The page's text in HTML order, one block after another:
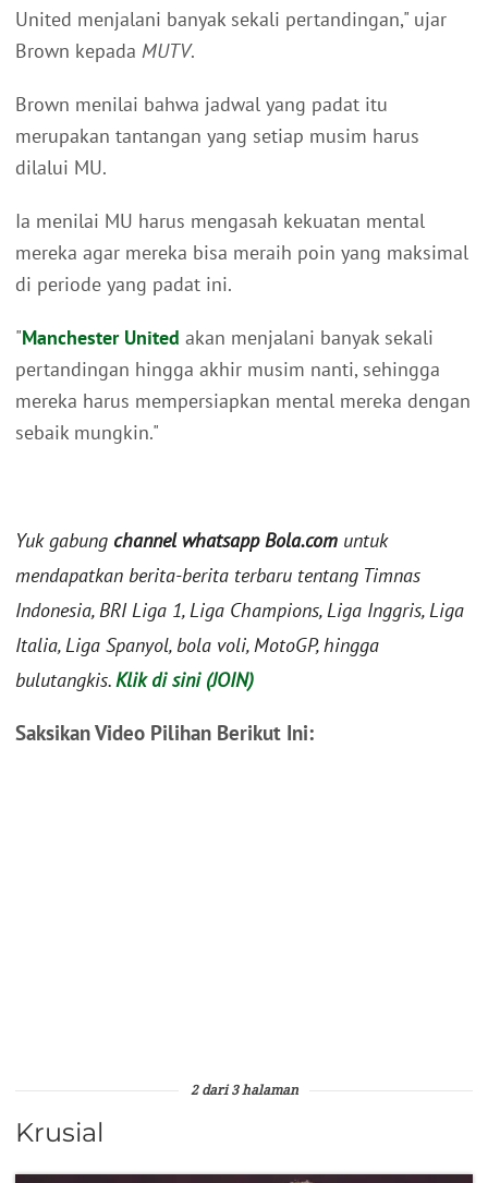
United menjalani banyak sekali pertandingan," ujar
Brown kepada MUTV.
Brown menilai bahwa jadwal yang padat itu
merupakan tantangan yang setiap musim harus
dilalui MU.
Ia menilai MU harus mengasah kekuatan mental
mereka agar mereka bisa meraih poin yang maksimal
di periode yang padat ini.
"Manchester United akan menjalani banyak sekali
pertandingan hingga akhir musim nanti, sehingga
mereka harus mempersiapkan mental mereka dengan
sebaik mungkin."
Yuk gabung channel whatsapp Bola.com untuk
mendapatkan berita-berita terbaru tentang Timnas
Indonesia, BRI Liga 1, Liga Champions, Liga Inggris, Liga
Italia, Liga Spanyol, bola voli, MotoGP, hingga
bulutangkis.Klik di sini (JOIN)
Saksikan Video Pilihan Berikut Ini:
2 dari 3 halaman
Krusial